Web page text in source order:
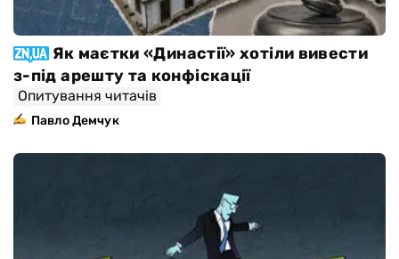
Як маєтки «Династії» хотіли вивести
з-під арешту та конфіскації
Опитування читачів
Павло Демчук